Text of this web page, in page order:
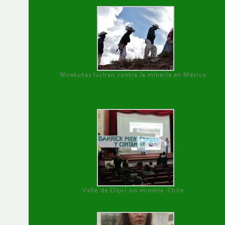
Wirakutas luchan contra la minería en México
Valle de Elqui sin minería. Chile